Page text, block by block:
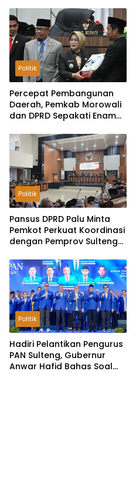
Politik
Percepat Pembangunan
Daerah, Pemkab Morowali
dan DPRD Sepakati Enam
Politik
Pansus DPRD Palu Minta
Pemkot Perkuat Koordinasi
dengan Pemprov Sulteng
Pemungutan Pajak
Tambang
Politik
Hadiri Pelantikan Pengurus
PAN Sulteng, Gubernur
Anwar Hafid Bahas Soal